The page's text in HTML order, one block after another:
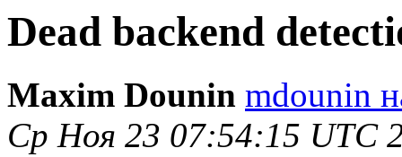
Dead backend
Maxim Dounin mdounin
Ср Ноя 23 07:54:15 UTC